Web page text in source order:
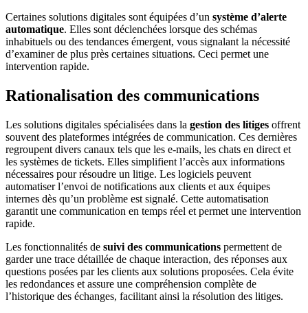
Certaines solutions digitales sont équipées d’un système d’alerte
automatique. Elles sont déclenchées lorsque des schémas
inhabituels ou des tendances émergent, vous signalant la nécessité
d’examiner de plus près certaines situations. Ceci permet une
intervention rapide.
Rationalisation des communications
Les solutions digitales spécialisées dans la gestion des litiges offrent
souvent des plateformes intégrées de communication. Ces dernières
regroupent divers canaux tels que les e-mails, les chats en direct et
les systèmes de tickets. Elles simplifient l’accès aux informations
nécessaires pour résoudre un litige. Les logiciels peuvent
automatiser l’envoi de notifications aux clients et aux équipes
internes dès qu’un problème est signalé. Cette automatisation
garantit une communication en temps réel et permet une intervention
rapide.
Les fonctionnalités de suivi des communications permettent de
garder une trace détaillée de chaque interaction, des réponses aux
questions posées par les clients aux solutions proposées. Cela évite
les redondances et assure une compréhension complète de
l’historique des échanges, facilitant ainsi la résolution des litiges.